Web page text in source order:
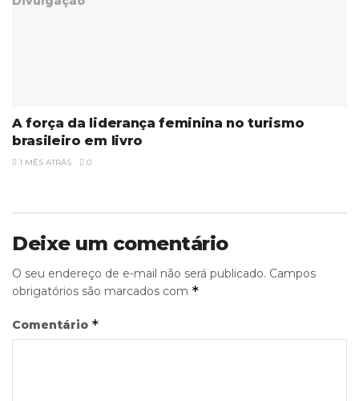
A força da liderança feminina no turismo
brasileiro em livro
1 MÊS ATRÁS 0
Deixe um comentário
O seu endereço de e-mail não será publicado. Campos
obrigatórios são marcados com *
Comentário *